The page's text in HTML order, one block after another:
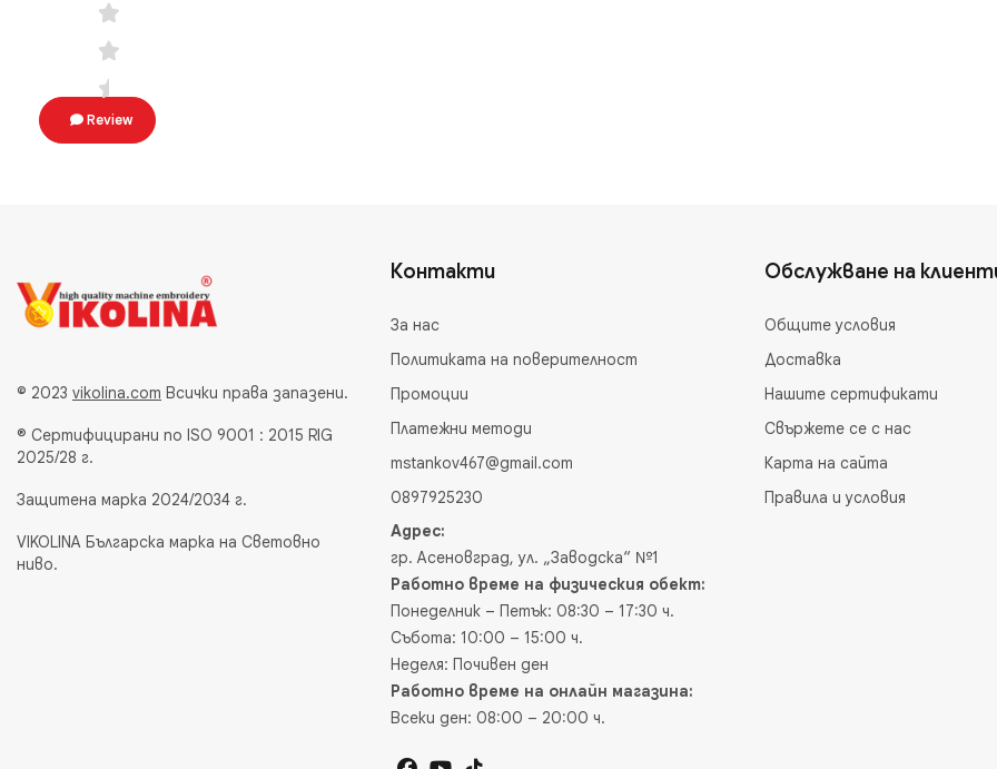
Review
© 2023 vikolina.com Всички права запазени.
® Сертифицирани по ISO 9001 : 2015 RIG
2025/28 г.
Защитена марка 2024/2034 г.
VIKOLINA Българска марка на Световно
ниво.
Контакти
За нас
Политиката на поверителност
Промоции
Платежни методи
mstankov467@gmail.com
0897925230
Адрес:
гр. Асеновград, ул. „Заводска“ №1
Работно време на физическия обект:
Понеделник – Петък: 08:30 – 17:30 ч.
Събота: 10:00 – 15:00 ч.
Неделя: Почивен ден
Работно време на онлайн магазина:
Всеки ден: 08:00 – 20:00 ч.
Обслужване на
Общите условия
Доставка
Нашите сертификати
Свържете се с нас
Карта на сайта
Правила и условия